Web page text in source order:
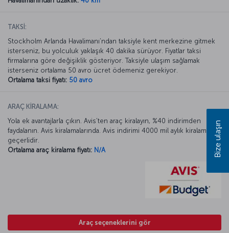
TAKSİ:
Stockholm Arlanda Havalimanı’ndan taksiyle kent merkezine gitmek
isterseniz, bu yolculuk yaklaşık 40 dakika sürüyor. Fiyatlar taksi
firmalarına göre değişiklik gösteriyor. Taksiyle ulaşım sağlamak
isterseniz ortalama 50 avro ücret ödemeniz gerekiyor.
Ortalama taksi fiyatı: 50 avro
ARAÇ KİRALAMA:
Yola ek avantajlarla çıkın. Avis’ten araç kiralayın, %40 indirimden
faydalanın. Avis kiralamalarında. Avis indirimi 4000 mil aylık kiralamada
geçerlidir.
Ortalama araç kiralama fiyatı: N/A
Araç seçeneklerini gör
Bize ulaşın